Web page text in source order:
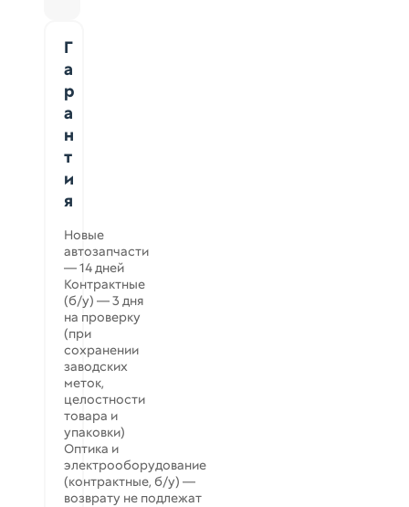
Г
а
р
а
н
т
и
я
Новые
автозапчасти
— 14 дней
Контрактные
(б/у) — 3 дня
на проверку
(при
сохранении
заводских
меток,
целостности
товара и
упаковки)
Оптика и
электрооборудование
(контрактные, б/у) —
возврату не подлежат